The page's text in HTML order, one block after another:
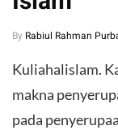
By Rabiul Rahman
Kuliahalislam.
makna
pada